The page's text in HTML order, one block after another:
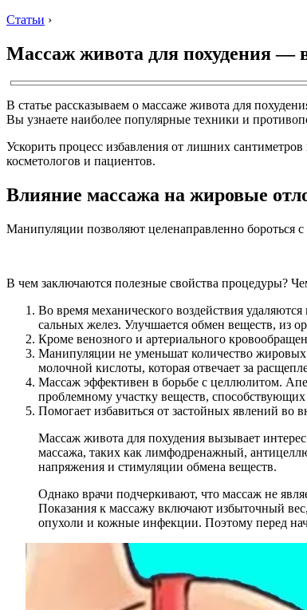
Статьи ›
Массаж живота для похудения —
В статье рассказываем о массаже живота для
Вы узнаете наиболее популярные техники и
Ускорить процесс избавления от лишних
косметологов и пациентов.
Влияние массажа на жировые
Манипуляции позволяют целенаправленно бороться
В чем заключаются полезные свойства процедуры?
Во время механического воздействия
сальных желез. Улучшается обмен веществ, из
Кроме венозного и артериального
Манипуляции не уменьшат количество жировых
молочной кислоты, которая отвечает за
Массаж эффективен в борьбе с целлюлитом.
проблемному участку веществ,
Помогает избавиться от застойных явлений во
Массаж живота для похудения вызывает
массажа, таких как лимфодренажный,
напряжения и стимуляции обмена веществ.
Однако врачи подчеркивают, что массаж не
Показания к массажу включают избыточный
опухоли и кожные инфекции. Поэтому перед